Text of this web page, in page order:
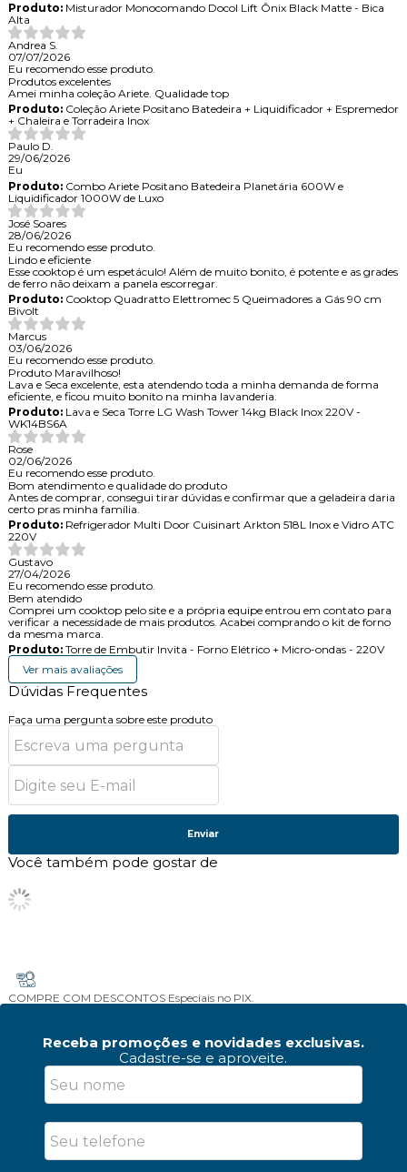
Produto:Misturador Monocomando Docol Lift Ônix Black Matte - Bica
Alta
Andrea S.
07/07/2026
Eu recomendo esse produto.
Produtos excelentes
Amei minha coleção Ariete. Qualidade top
Produto:Coleção Ariete Positano Batedeira + Liquidificador + Espremedor
+ Chaleira e Torradeira Inox
Paulo D.
29/06/2026
Eu
Produto:Combo Ariete Positano Batedeira Planetária 600W e
Liquidificador 1000W de Luxo
José Soares
28/06/2026
Eu recomendo esse produto.
Lindo e eficiente
Esse cooktop é um espetáculo! Além de muito bonito, é potente e as grades
de ferro não deixam a panela escorregar.
Produto:Cooktop Quadratto Elettromec 5 Queimadores a Gás 90 cm
Bivolt
Marcus
03/06/2026
Eu recomendo esse produto.
Produto Maravilhoso!
Lava e Seca excelente, esta atendendo toda a minha demanda de forma
eficiente, e ficou muito bonito na minha lavanderia.
Produto:Lava e Seca Torre LG Wash Tower 14kg Black Inox 220V -
WK14BS6A
Rose
02/06/2026
Eu recomendo esse produto.
Bom atendimento e qualidade do produto
Antes de comprar, consegui tirar dúvidas e confirmar que a geladeira daria
certo pras minha família.
Produto:Refrigerador Multi Door Cuisinart Arkton 518L Inox e Vidro ATC
220V
Gustavo
27/04/2026
Eu recomendo esse produto.
Bem atendido
Comprei um cooktop pelo site e a própria equipe entrou em contato para
verificar a necessidade de mais produtos. Acabei comprando o kit de forno
da mesma marca.
Produto:Torre de Embutir Invita - Forno Elétrico + Micro-ondas - 220V
Ver mais avaliações
Dúvidas Frequentes
Faça uma pergunta sobre este produto
Enviar
Você também pode gostar de
COMPRE COM DESCONTOS Especiais no PIX.
Receba promoções e novidades exclusivas.
Cadastre-se e aproveite.